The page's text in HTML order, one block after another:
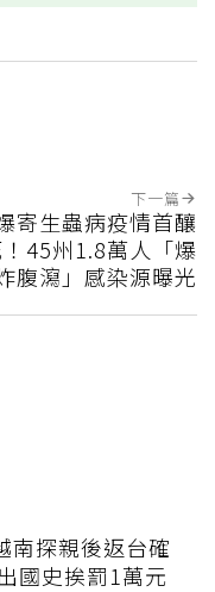
下一篇
寄生蟲病疫情首釀
45州1.8萬人「爆
腹瀉」感染源曝光
南探親後返台確
國史挨罰1萬元